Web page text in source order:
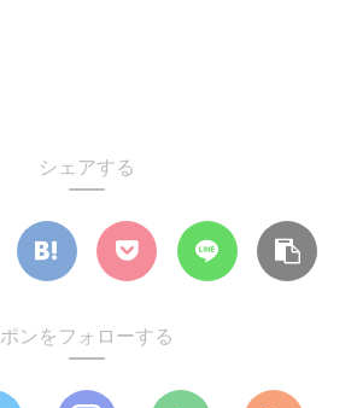
シェアする
ポンをフォローする